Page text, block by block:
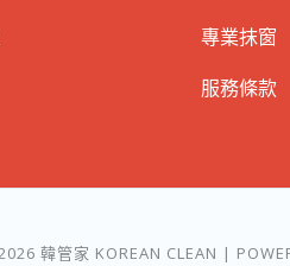
專業抹窗
服務條款
韓管家 KOREAN CLEAN |